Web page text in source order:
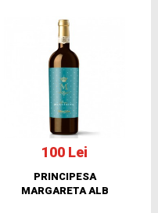
100 Lei
PRINCIPESA
MARGARETA ALB